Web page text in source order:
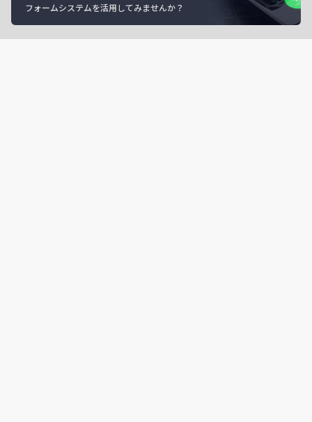
フォームシステムを活用してみませんか？